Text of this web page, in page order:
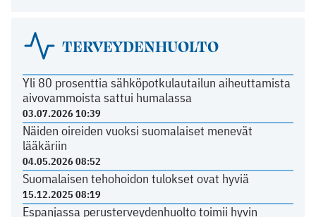
TERVEYDENHUOLTO
Yli 80 prosenttia sähköpotkulautailun aiheuttamista
aivovammoista sattui humalassa
03.07.2026 10:39
Näiden oireiden vuoksi suomalaiset menevät
lääkäriin
04.05.2026 08:52
Suomalaisen tehohoidon tulokset ovat hyviä
15.12.2025 08:19
Espanjassa perusterveydenhuolto toimii hyvin